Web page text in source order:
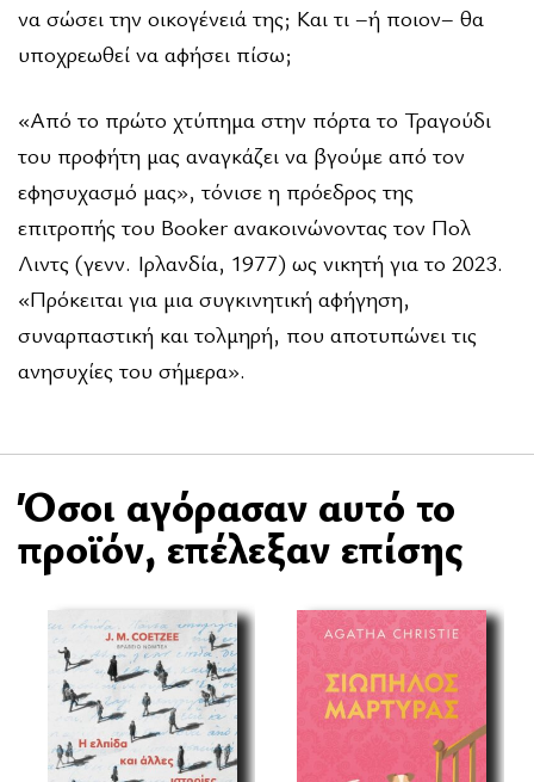
να σώσει την οικογένειά της; Και τι –ή ποιον– θα
υποχρεωθεί να αφήσει πίσω;
«Από το πρώτο χτύπημα στην πόρτα το Τραγούδι
του προφήτη μας αναγκάζει να βγούμε από τον
εφησυχασμό μας», τόνισε η πρόεδρος της
επιτροπής του Booker ανακοινώνοντας τον Πολ
Λιντς (γενν. Ιρλανδία, 1977) ως νικητή για το 2023.
«Πρόκειται για μια συγκινητική αφήγηση,
συναρπαστική και τολμηρή, που αποτυπώνει τις
ανησυχίες του σήμερα».
Όσοι αγόρασαν αυτό το
προϊόν, επέλεξαν επίσης